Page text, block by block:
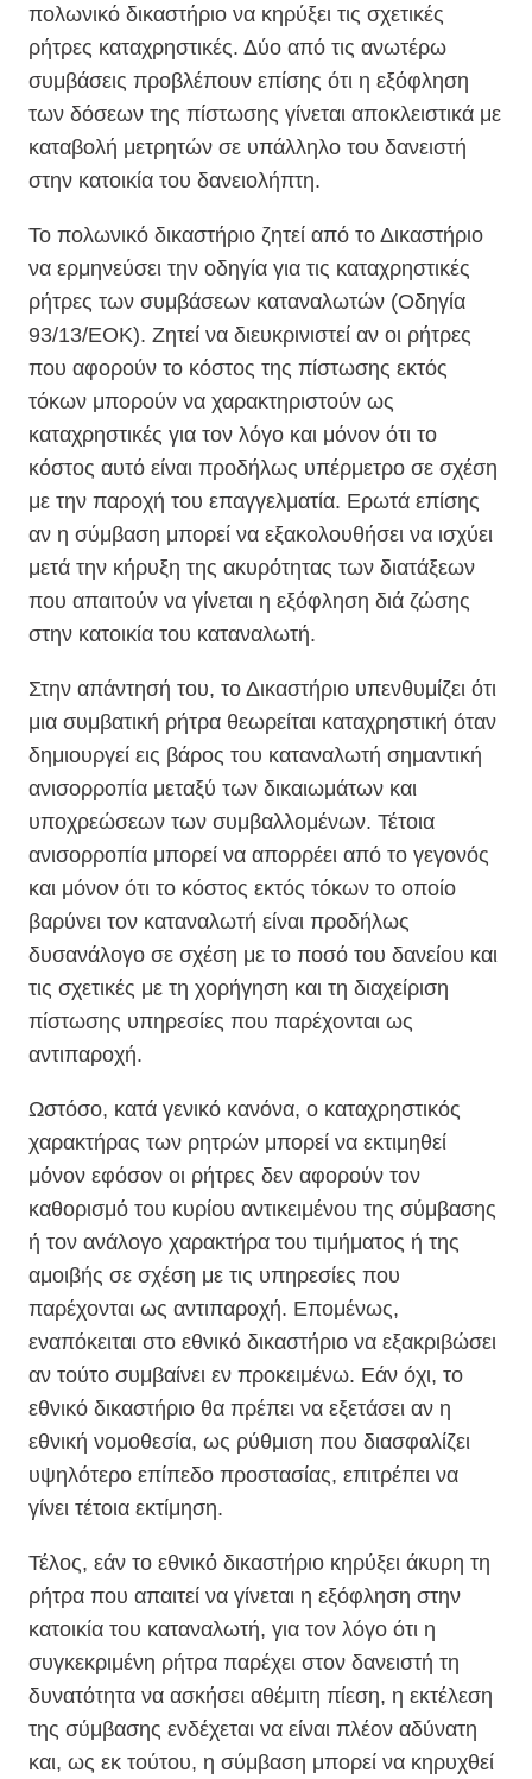
πολωνικό δικαστήριο να κηρύξει τις σχετικές
ρήτρες καταχρηστικές. Δύο από τις ανωτέρω
συμβάσεις προβλέπουν επίσης ότι η εξόφληση
των δόσεων της πίστωσης γίνεται αποκλειστικά με
καταβολή μετρητών σε υπάλληλο του δανειστή
στην κατοικία του δανειολήπτη.
Το πολωνικό δικαστήριο ζητεί από το Δικαστήριο
να ερμηνεύσει την οδηγία για τις καταχρηστικές
ρήτρες των συμβάσεων καταναλωτών (Οδηγία
93/13/ΕΟΚ). Ζητεί να διευκρινιστεί αν οι ρήτρες
που αφορούν το κόστος της πίστωσης εκτός
τόκων μπορούν να χαρακτηριστούν ως
καταχρηστικές για τον λόγο και μόνον ότι το
κόστος αυτό είναι προδήλως υπέρμετρο σε σχέση
με την παροχή του επαγγελματία. Ερωτά επίσης
αν η σύμβαση μπορεί να εξακολουθήσει να ισχύει
μετά την κήρυξη της ακυρότητας των διατάξεων
που απαιτούν να γίνεται η εξόφληση διά ζώσης
στην κατοικία του καταναλωτή.
Στην απάντησή του, το Δικαστήριο υπενθυμίζει ότι
μια συμβατική ρήτρα θεωρείται καταχρηστική όταν
δημιουργεί εις βάρος του καταναλωτή σημαντική
ανισορροπία μεταξύ των δικαιωμάτων και
υποχρεώσεων των συμβαλλομένων. Τέτοια
ανισορροπία μπορεί να απορρέει από το γεγονός
και μόνον ότι το κόστος εκτός τόκων το οποίο
βαρύνει τον καταναλωτή είναι προδήλως
δυσανάλογο σε σχέση με το ποσό του δανείου και
τις σχετικές με τη χορήγηση και τη διαχείριση
πίστωσης υπηρεσίες που παρέχονται ως
αντιπαροχή.
Ωστόσο, κατά γενικό κανόνα, ο καταχρηστικός
χαρακτήρας των ρητρών μπορεί να εκτιμηθεί
μόνον εφόσον οι ρήτρες δεν αφορούν τον
καθορισμό του κυρίου αντικειμένου της σύμβασης
ή τον ανάλογο χαρακτήρα του τιμήματος ή της
αμοιβής σε σχέση με τις υπηρεσίες που
παρέχονται ως αντιπαροχή. Επομένως,
εναπόκειται στο εθνικό δικαστήριο να εξακριβώσει
αν τούτο συμβαίνει εν προκειμένω. Εάν όχι, το
εθνικό δικαστήριο θα πρέπει να εξετάσει αν η
εθνική νομοθεσία, ως ρύθμιση που διασφαλίζει
υψηλότερο επίπεδο προστασίας, επιτρέπει να
γίνει τέτοια εκτίμηση.
Τέλος, εάν το εθνικό δικαστήριο κηρύξει άκυρη τη
ρήτρα που απαιτεί να γίνεται η εξόφληση στην
κατοικία του καταναλωτή, για τον λόγο ότι η
συγκεκριμένη ρήτρα παρέχει στον δανειστή τη
δυνατότητα να ασκήσει αθέμιτη πίεση, η εκτέλεση
της σύμβασης ενδέχεται να είναι πλέον αδύνατη
και, ως εκ τούτου, η σύμβαση μπορεί να κηρυχθεί